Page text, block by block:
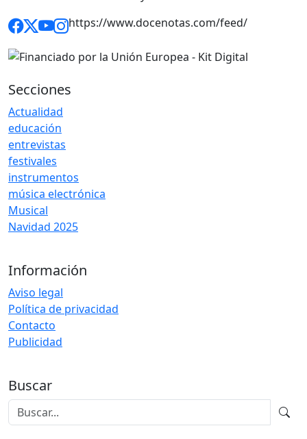
https://www.docenotas.com/feed/
Secciones
Actualidad
educación
entrevistas
festivales
instrumentos
música electrónica
Musical
Navidad 2025
Información
Aviso legal
Política de privacidad
Contacto
Publicidad
Buscar